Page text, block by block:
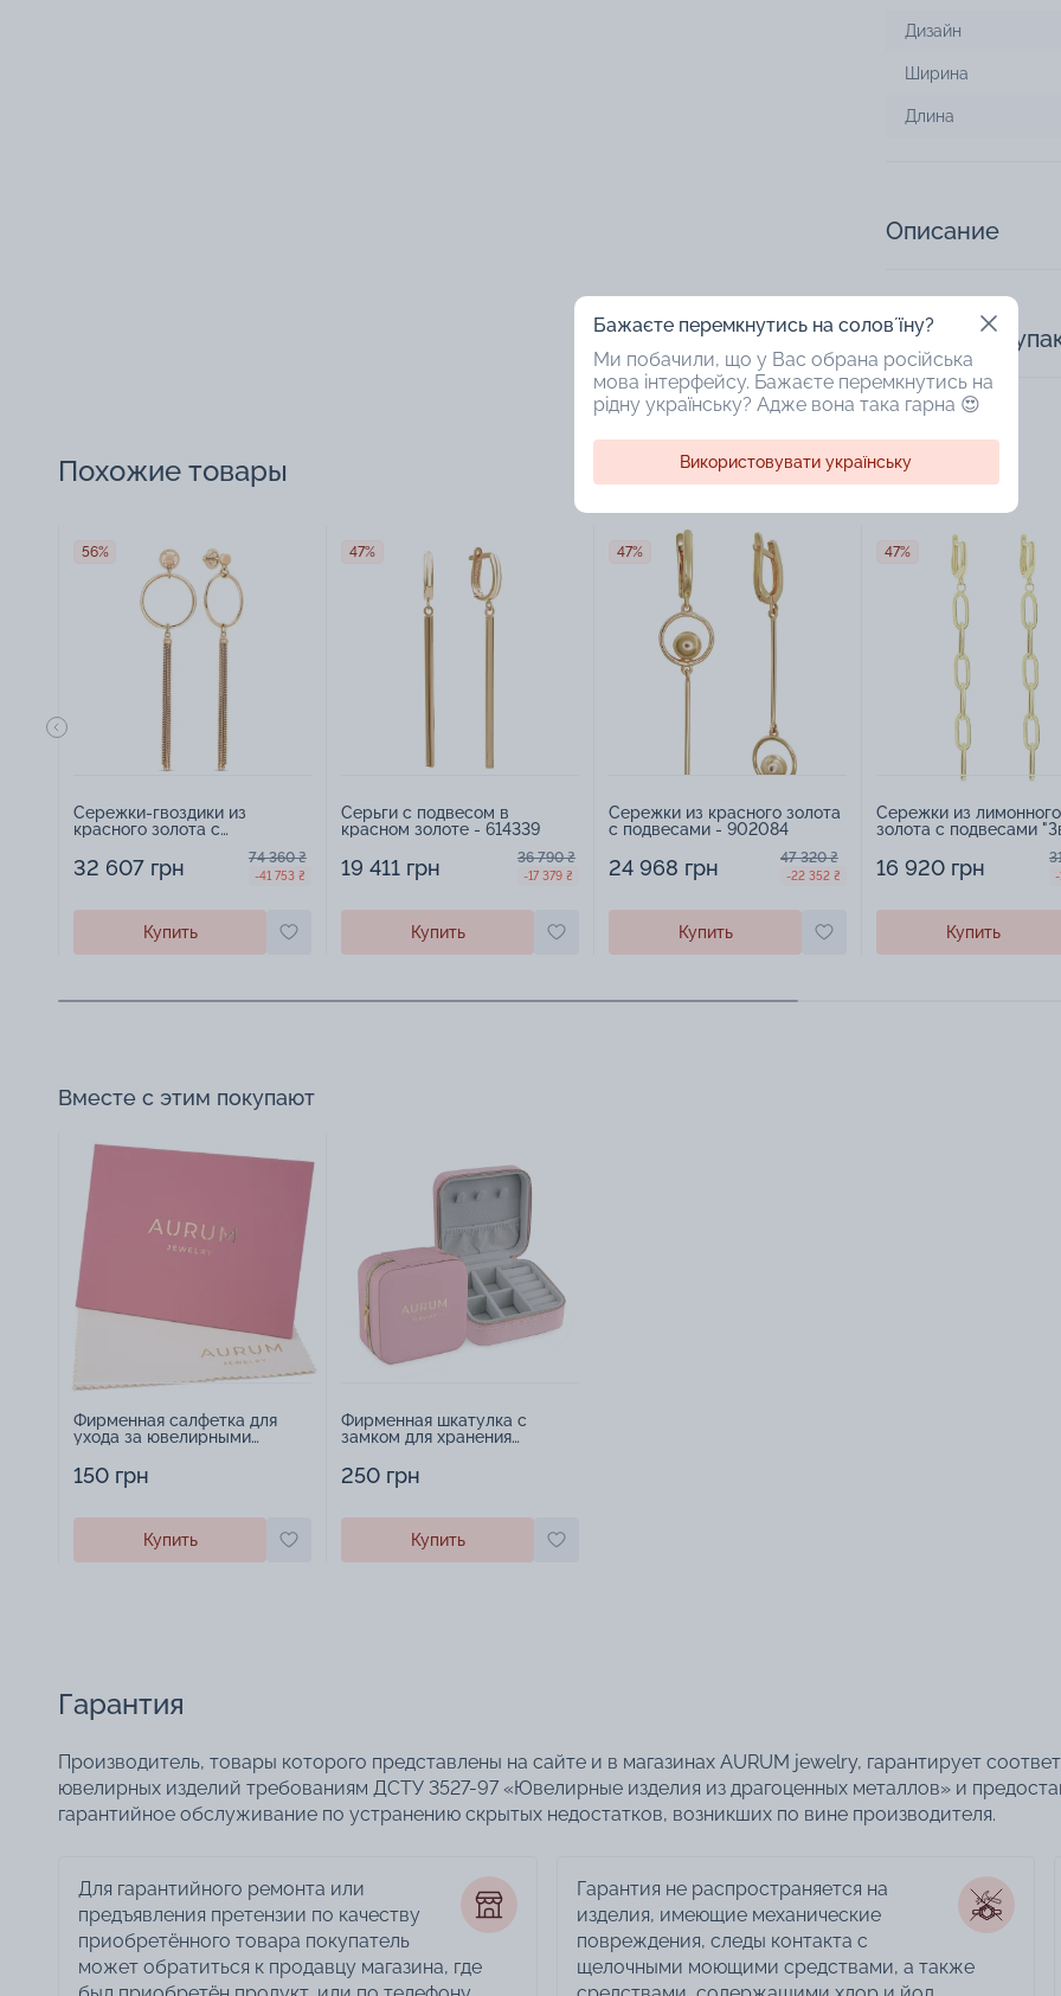
Дизайн
Ширина
Длина
Описание
Доступная
Похожие товары
56%
Сережки-гвоздики из
красного золота с
32 607 грн 74 360 ₴
-41 753 ₴
Купить
47%
Серьги с подвесом в
красном золоте - 614339
19 411 грн 36 790 ₴
-17 379 ₴
Купить
47%
Сережки из красного золота
с подвесами - 902084
24 968 грн 47 320 ₴
-22 352 ₴
Купить
47%
Сережки из лимонного
золота с подвесами
16 920 грн -
Купить
Вместе с этим покупают
Фирменная салфетка для
ухода за ювелирными
150 грн
Купить
Фирменная шкатулка с
замком для хранения
250 грн
Купить
Гарантия
Производитель, товары которого представлены на сайте и в магазинах AURUM jewelry, гарантирует
ювелирных изделий требованиям ДСТУ 3527-97 «Ювелирные изделия из драгоценных металлов» и
гарантийное обслуживание по устранению скрытых недостатков, возникших по вине производителя.
Для гарантийного ремонта или
предъявления претензии по качеству
приобретённого товара покупатель
может обратиться к продавцу магазина, где
Гарантия не распространяется на
изделия, имеющие механические
повреждения, следы контакта с
щелочными моющими средствами, а также
Бажаєте перемкнутись на соловʼїну?
Ми побачили, що у Вас обрана російська
мова інтерфейсу. Бажаєте перемкнутись на
рідну українську? Адже вона така гарна 😍
Використовувати українську